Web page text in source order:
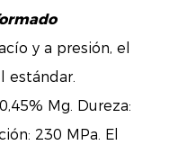
y a presión, el
estándar.
Mg. Dureza:
230 MPa. El